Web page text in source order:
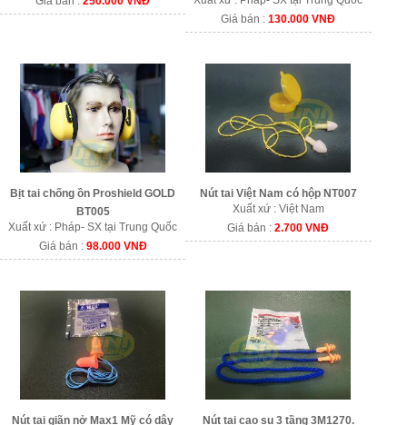
Giá bán :130.000 VNĐ
Bịt tai chống ồn Proshield GOLD
BT005
Xuất xứ : Pháp- SX tại Trung Quốc
Giá bán : 98.000 VNĐ
Nút tai Việt Nam có hộp NT007
Xuất xứ : Việt Nam
Giá bán :2.700 VNĐ
Nút tai giãn nở Max1 Mỹ có dây
Nút tai cao su 3 tầng 3M1270.